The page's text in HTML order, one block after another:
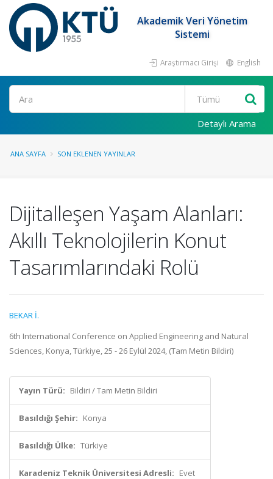
Akademik Veri Yönetim
Sistemi
Araştırmacı Girişi English
Ara
Detaylı Arama
ANA SAYFA SON EKLENEN YAYINLAR
Dijitalleşen Yaşam Alanları:
Akıllı Teknolojilerin Konut
Tasarımlarındaki Rolü
BEKAR İ.
6th International Conference on Applied Engineering and Natural
Sciences, Konya, Türkiye, 25 - 26 Eylül 2024, (Tam Metin Bildiri)
Yayın Türü: Bildiri / Tam Metin Bildiri
Basıldığı Şehir: Konya
Basıldığı Ülke: Türkiye
Karadeniz Teknik Üniversitesi Adresli: Evet